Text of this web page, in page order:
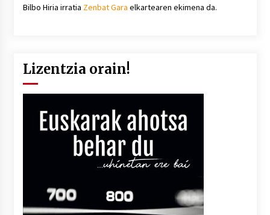
Bilbo Hiria irratia Zenbat Gara elkartearen ekimena da.
Lizentzia orain!